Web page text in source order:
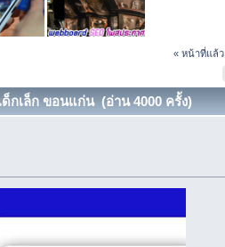
« หน้าที่แล้ว
กเล็ก ขอนแก่น (อ่าน 4000 ครั้ง)